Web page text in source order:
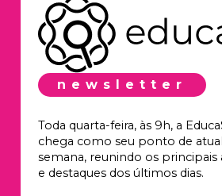
newsletter
Toda quarta-feira, às 9h, a
chega como seu ponto de
semana, reunindo os
e destaques dos últimos dias.